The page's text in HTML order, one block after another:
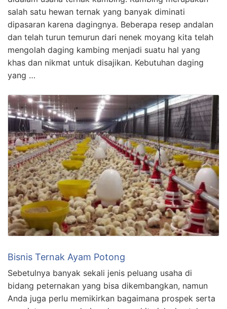
salah satu hewan ternak yang banyak diminati
dipasaran karena dagingnya. Beberapa resep andalan
dan telah turun temurun dari nenek moyang kita telah
mengolah daging kambing menjadi suatu hal yang
khas dan nikmat untuk disajikan. Kebutuhan daging
yang …
Bisnis Ternak Ayam Potong
Sebetulnya banyak sekali jenis peluang usaha di
bidang peternakan yang bisa dikembangkan, namun
Anda juga perlu memikirkan bagaimana prospek serta